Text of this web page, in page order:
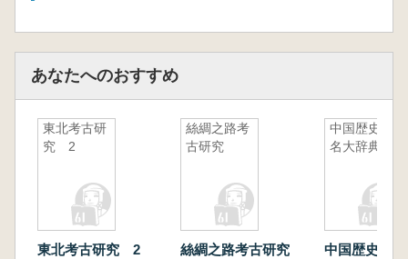
あなたへのおすすめ
東北考古研
究 2
東北考古研究 2
絲綢之路考
古研究
絲綢之路考古研究
中国歴史地
名大辞典
中国歴史地